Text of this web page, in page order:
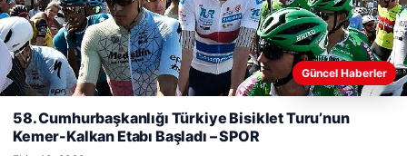
Nisan 29, 2026
Web sitemizi nasıl kullandığınızı daha iyi anlayabilmek,
kullanıyoruz.Çerez Politikamız
Güncel Haberler
58. Cumhurbaşkanlığı Türkiye Bisiklet Turu’nun
Kemer-Kalkan Etabı Başladı – SPOR